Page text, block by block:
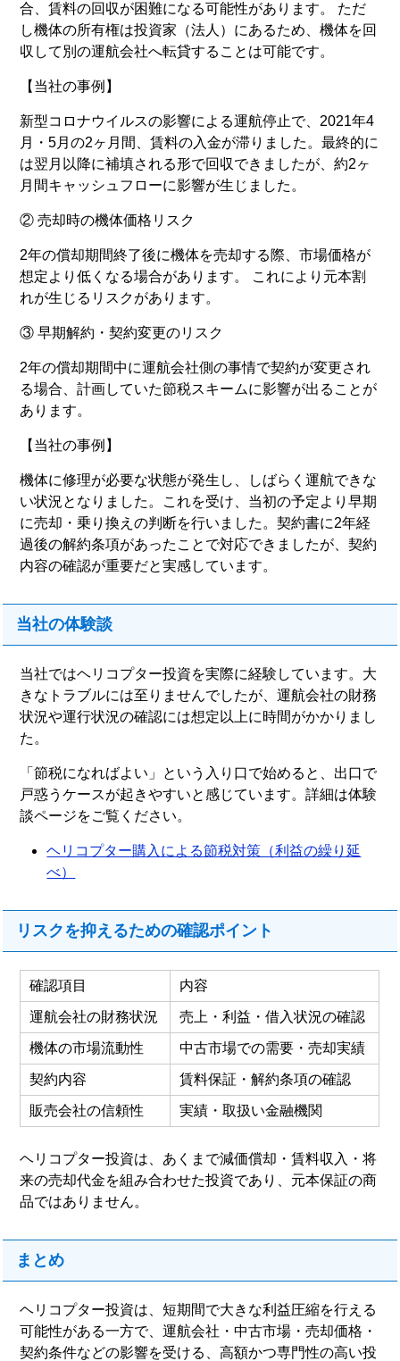
合、賃料の回収が困難になる可能性があります。 ただ
し機体の所有権は投資家（法人）にあるため、機体を回
収して別の運航会社へ転貸することは可能です。
【当社の事例】
新型コロナウイルスの影響による運航停止で、2021年4
月・5月の2ヶ月間、賃料の入金が滞りました。最終的に
は翌月以降に補填される形で回収できましたが、約2ヶ
月間キャッシュフローに影響が生じました。
② 売却時の機体価格リスク
2年の償却期間終了後に機体を売却する際、市場価格が
想定より低くなる場合があります。 これにより元本割
れが生じるリスクがあります。
③ 早期解約・契約変更のリスク
2年の償却期間中に運航会社側の事情で契約が変更され
る場合、計画していた節税スキームに影響が出ることが
あります。
【当社の事例】
機体に修理が必要な状態が発生し、しばらく運航できな
い状況となりました。これを受け、当初の予定より早期
に売却・乗り換えの判断を行いました。契約書に2年経
過後の解約条項があったことで対応できましたが、契約
内容の確認が重要だと実感しています。
当社の体験談
当社ではヘリコプター投資を実際に経験しています。大
きなトラブルには至りませんでしたが、運航会社の財務
状況や運行状況の確認には想定以上に時間がかかりまし
た。
「節税になればよい」という入り口で始めると、出口で
戸惑うケースが起きやすいと感じています。詳細は体験
談ページをご覧ください。
ヘリコプター購入による節税対策（利益の繰り延
べ）
リスクを抑えるための確認ポイント
確認項目 内容
運航会社の財務状況 売上・利益・借入状況の確認
機体の市場流動性 中古市場での需要・売却実績
契約内容 賃料保証・解約条項の確認
販売会社の信頼性 実績・取扱い金融機関
ヘリコプター投資は、あくまで減価償却・賃料収入・将
来の売却代金を組み合わせた投資であり、元本保証の商
品ではありません。
まとめ
ヘリコプター投資は、短期間で大きな利益圧縮を行える
可能性がある一方で、運航会社・中古市場・売却価格・
契約条件などの影響を受ける、高額かつ専門性の高い投